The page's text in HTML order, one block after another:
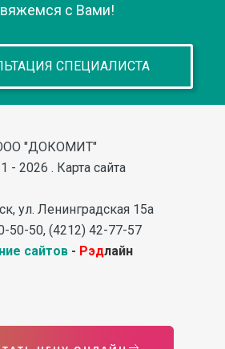
с Вами!
СПЕЦИАЛИСТА
"ДОКОМИТ"
- 2026 Карта сайта
ул. Ленинградская 15а
50-50, (4212) 42-77-57
сайтов - Рэдлайн